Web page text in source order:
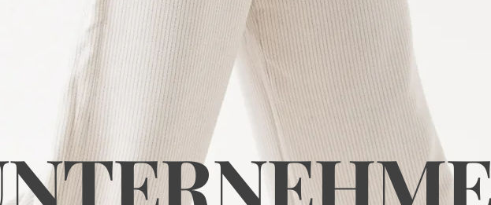
WELCOME
Welcome visitors to your site with a short, engaging
introduction. Double click to edit and add your own text.